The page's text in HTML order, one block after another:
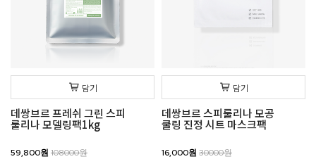
담기
데쌍브르 프레쉬 그린 스피
룰리나 모델링팩1kg
59,800원 108000원
담기
데쌍브르 스피룰리나 모공
쿨링 진정 시트 마스크팩
16,000원 30000원